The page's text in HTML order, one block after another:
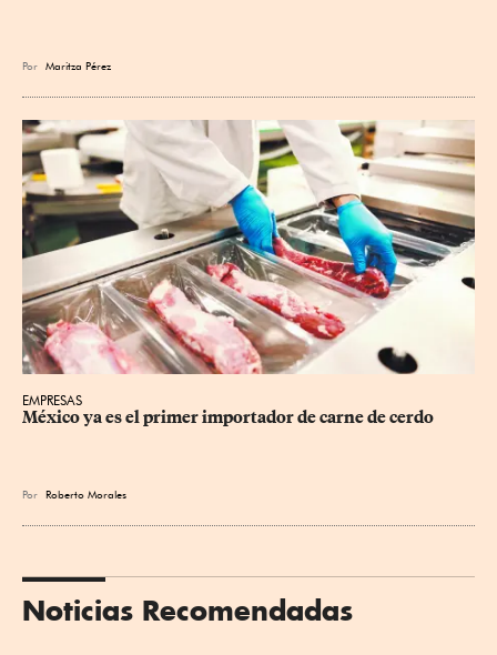
Por Maritza Pérez
EMPRESAS
México ya es el primer importador de carne de cerdo
Por Roberto Morales
Noticias Recomendadas